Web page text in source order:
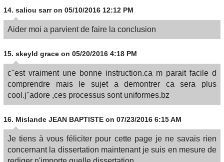
14. saliou sarr on 05/10/2016 12:12 PM
Aider moi a parvient de faire la conclusion
15. skeyld grace on 05/20/2016 4:18 PM
c''est vraiment une bonne instruction.ca m parait facile d
comprendre mais le sujet a demontrer ca sera plus
cool.j''adore ,ces processus sont uniformes.bz
16. Mislande JEAN BAPTISTE on 07/23/2016 6:15 AM
Je tiens à vous féliciter pour cette page je ne savais rien
concernant la dissertation maintenant je suis en mesure de